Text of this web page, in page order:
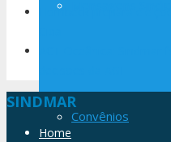
Convênios
Hornbeck prepara
SINDMAR
Home